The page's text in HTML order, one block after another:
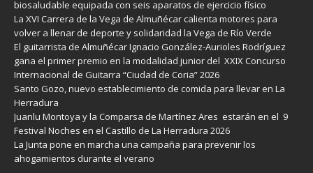
biosaludable equipada con seis aparatos de ejercicio físico
La XVI Carrera de la Vega de Almuñécar calienta motores para
volver a llenar de deporte y solidaridad la Vega de Río Verde
El guitarrista de Almuñécar Ignacio González-Aurioles Rodríguez
gana el primer premio en la modalidad junior del XXIX Concurso
Internacional de Guitarra “Ciudad de Coria” 2026
Santo Gozo, nuevo establecimiento de comida para llevar en La
Herradura
Juanlu Montoya y la Comparsa de Martínez Ares estarán en el 9
Festival Noches en el Castillo de La Herradura 2026
La Junta pone en marcha una campaña para prevenir los
ahogamientos durante el verano